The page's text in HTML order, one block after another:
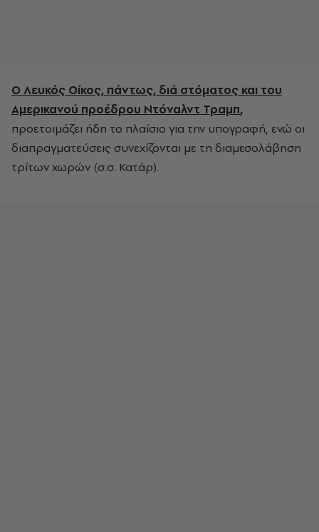
Ο Λευκός Οίκος, πάντως, διά στόματος και του
Αμερικανού προέδρου Ντόναλντ Τραμπ,
προετοιμάζει ήδη το πλαίσιο για την υπογραφή, ενώ οι
διαπραγματεύσεις συνεχίζονται με τη διαμεσολάβηση
τρίτων χωρών (σ.σ. Κατάρ).